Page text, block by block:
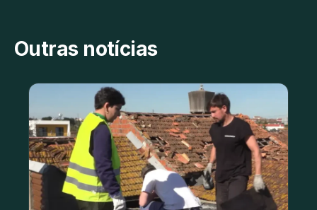
Outras notícias